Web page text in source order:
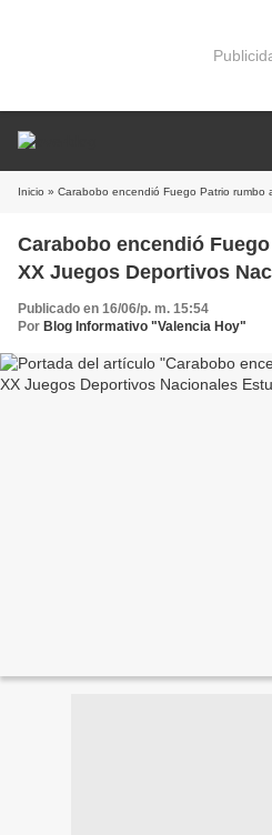
Inicio » Carabobo encendió Fuego Patrio rumbo a los
Carabobo encendió
XX Juegos Deportivos
Publicado en 16/06/p. m. 15:54
Por Blog Informativo "Valencia Hoy"